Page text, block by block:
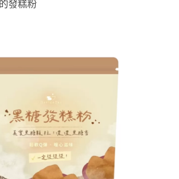
發糕粉